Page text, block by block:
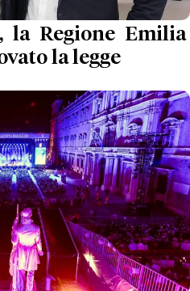
la Regione Emilia
la legge